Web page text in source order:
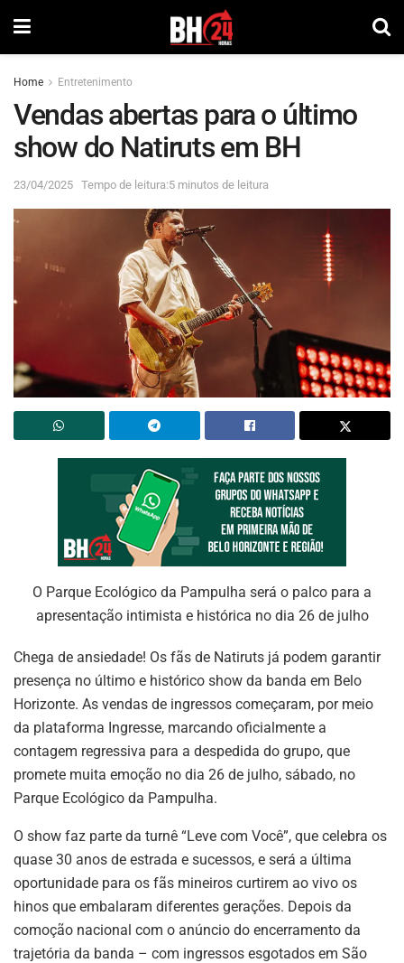
Home Entretenimento
Vendas abertas para o último
show do Natiruts em BH
23/04/2025 Tempo de leitura:5 minutos de leitura
O Parque Ecológico da Pampulha será o palco para a
apresentação intimista e histórica no dia 26 de julho
Chega de ansiedade! Os fãs de Natiruts já podem garantir
presença no último e histórico show da banda em Belo
Horizonte. As vendas de ingressos começaram, por meio
da plataforma Ingresse, marcando oficialmente a
contagem regressiva para a despedida do grupo, que
promete muita emoção no dia 26 de julho, sábado, no
Parque Ecológico da Pampulha.
O show faz parte da turnê “Leve com Você”, que celebra os
quase 30 anos de estrada e sucessos, e será a última
oportunidade para os fãs mineiros curtirem ao vivo os
hinos que embalaram diferentes gerações. Depois da
comoção nacional com o anúncio do encerramento da
trajetória da banda – com ingressos esgotados em São